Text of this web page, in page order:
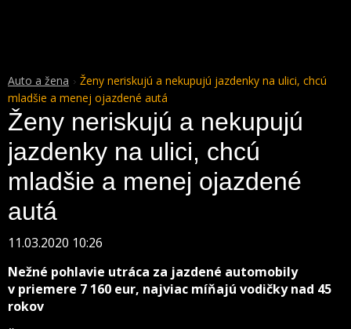
Auto a žena
Ženy neriskujú a nekupujú jazdenky na ulici, chcú
mladšie a menej ojazdené autá
Ženy neriskujú a nekupujú
jazdenky na ulici, chcú
mladšie a menej ojazdené
autá
11.03.2020 10:26
Nežné pohlavie utráca za jazdené automobily
v priemere 7 160 eur, najviac míňajú vodičky nad 45
rokov